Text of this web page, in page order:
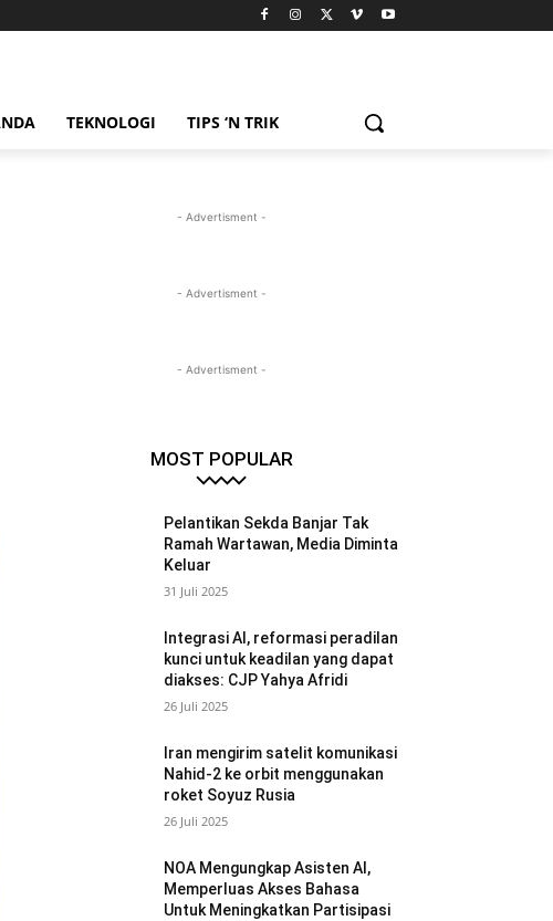
TEKNOLOGI TIPS ‘N TRIK
- Advertisment -
- Advertisment -
- Advertisment -
MOST POPULAR
Pelantikan Sekda Banjar Tak
Ramah Wartawan, Media Diminta
Keluar
31 Juli 2025
Integrasi AI, reformasi peradilan
kunci untuk keadilan yang dapat
diakses: CJP Yahya Afridi
26 Juli 2025
Iran mengirim satelit komunikasi
Nahid-2 ke orbit menggunakan
roket Soyuz Rusia
26 Juli 2025
NOA Mengungkap Asisten AI,
Memperluas Akses Bahasa
Untuk Meningkatkan Partisipasi